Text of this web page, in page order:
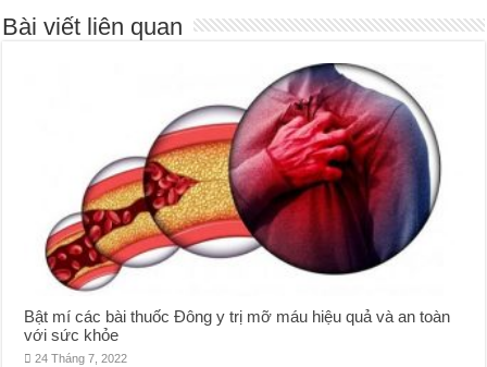
Bài viết liên quan
Bật mí các bài thuốc Đông y trị mỡ máu hiệu quả và an toàn
với sức khỏe
24 Tháng 7, 2022